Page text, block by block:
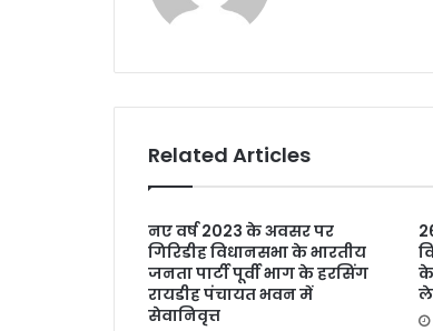
Related Articles
नए वर्ष 2023 के अवसर पर
गिरिडीह विधानसभा के भारतीय
जनता पार्टी पूर्वी भाग के हरसिंग
रायडीह पंचायत भवन में
सेवानिवृत्त
के